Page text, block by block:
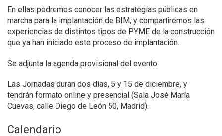
En ellas podremos conocer las estrategias públicas en
marcha para la implantación de BIM, y compartiremos las
experiencias de distintos tipos de PYME de la construcción
que ya han iniciado este proceso de implantación.
Se adjunta la agenda provisional del evento.
Las Jornadas duran dos días, 5 y 15 de diciembre, y
tendrán formato online y presencial (Sala José María
Cuevas, calle Diego de León 50, Madrid).
Calendario